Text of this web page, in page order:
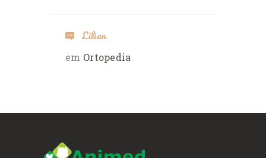
Lilian
em Ortopedia